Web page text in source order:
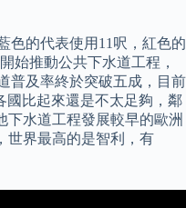
色的代表使用11呎，紅色的
始推動公共下水道工程，
普及率終於突破五成，目前
國比起來還是不太足夠，鄰
下水道工程發展較早的歐洲
世界最高的是智利，有